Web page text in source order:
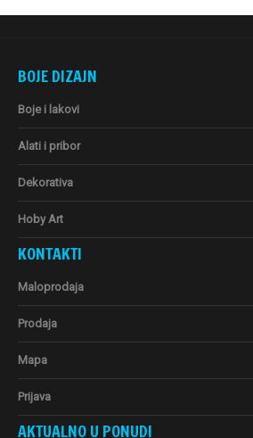
BOJE DIZAJN
Boje i lakovi
Alati i pribor
Dekorativa
Hoby Art
KONTAKTI
Maloprodaja
Prodaja
Mapa
Prijava
AKTUALNO U PONUDI